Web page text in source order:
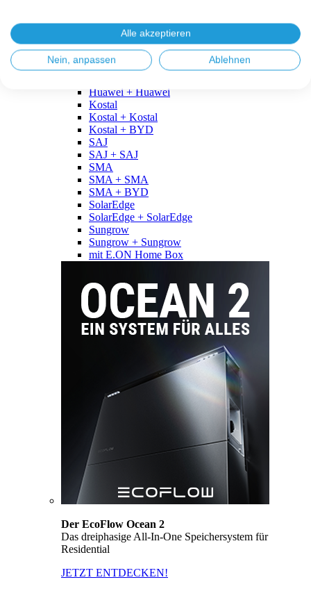
Fronius + BYD
GoodWe
GoodWe + GoodWe
GoodWe + BYD
Huawei + Huawei
Kostal
Kostal + Kostal
Kostal + BYD
SAJ
SAJ + SAJ
SMA
SMA + SMA
SMA + BYD
SolarEdge
SolarEdge + SolarEdge
Sungrow
Sungrow + Sungrow
mit E.ON Home Box
Der EcoFlow Ocean 2
Das dreiphasige All-In-One Speichersystem für
Residential
JETZT ENTDECKEN!
Alle akzeptieren
Nein, anpassen Ablehnen